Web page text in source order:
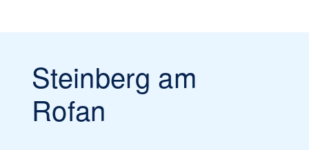
Steinberg am
Rofan